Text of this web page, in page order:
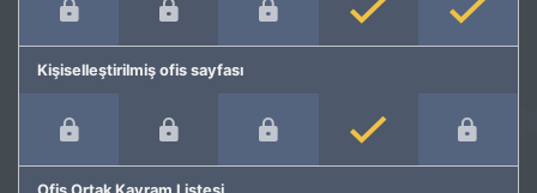
Kişiselleştirilmiş ofis sayfası